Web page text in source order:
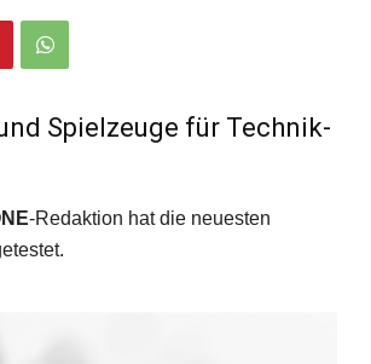
Spielzeuge für Technik-
-Redaktion hat die neuesten